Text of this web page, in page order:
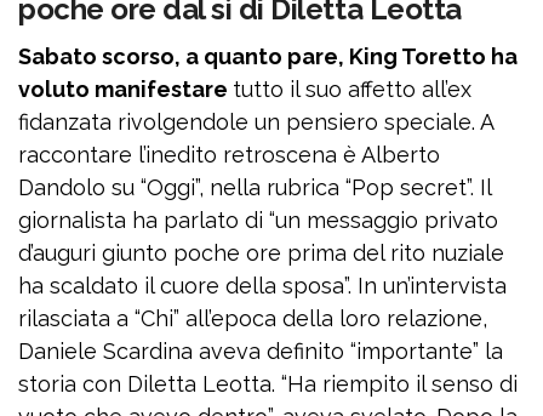
poche ore dal sì di Diletta Leotta
Sabato scorso, a quanto pare, King Toretto ha
voluto manifestare tutto il suo affetto all’ex
fidanzata rivolgendole un pensiero speciale. A
raccontare l’inedito retroscena è Alberto
Dandolo su “Oggi”, nella rubrica “Pop secret”. Il
giornalista ha parlato di “un messaggio privato
d’auguri giunto poche ore prima del rito nuziale
ha scaldato il cuore della sposa”. In un’intervista
rilasciata a “Chi” all’epoca della loro relazione,
Daniele Scardina aveva definito “importante” la
storia con Diletta Leotta. “Ha riempito il senso di